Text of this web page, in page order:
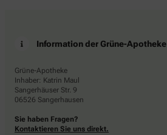
Information der Grüne-Apotheke
Grüne-Apotheke
Inhaber: Katrin Maul
Sangerhäuser Str. 9
06526 Sangerhausen
Sie haben Fragen?
Kontaktieren Sie uns direkt.